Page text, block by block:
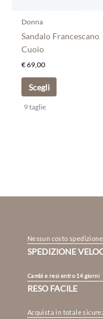
Donna
Sandalo Francescano
Cuoio
€69,00
Scegli
nella
9 taglie
Nessun costo
SPEDIZIONE
Cambi e resi entro 14 giorni
RESO FACILE
Acquista in totale